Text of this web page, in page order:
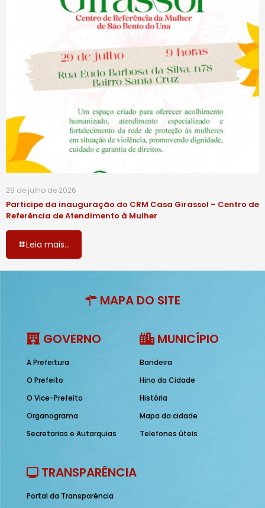
29 de julho de 2026
Participe da inauguração do CRM Casa Girassol – Centro de
Referência de Atendimento à Mulher
Leia mais...
MAPA DO SITE
GOVERNO
A Prefeitura
O Prefeito
O Vice-Prefeito
Organograma
Secretarias e Autarquias
MUNICÍPIO
Bandeira
Hino da Cidade
História
Mapa da cidade
Telefones úteis
TRANSPARÊNCIA
Portal da Transparência